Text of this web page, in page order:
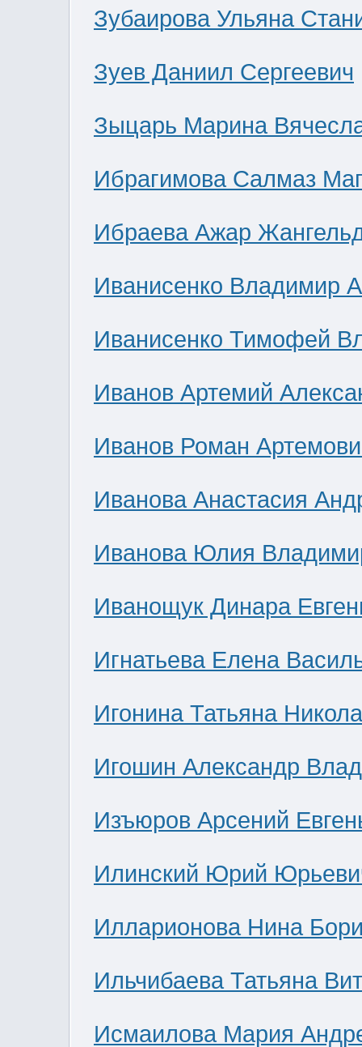
Зубаирова Ульяна
Зуев Даниил Сергеевич
Зыцарь Марина
Ибрагимова Салмаз
Ибраева Ажар
Иванисенко Владимир
Иванисенко Тимофей
Иванов Артемий
Иванов Роман
Иванова Анастасия
Иванова Юлия
Иванощук Динара
Игнатьева Елена
Игонина Татьяна
Игошин Александр
Изъюров Арсений
Илинский Юрий
Илларионова Нина
Ильчибаева Татьяна
Исмаилова Мария